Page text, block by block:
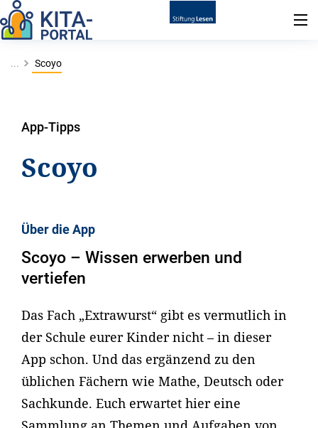
... Scoyo
App-Tipps
Scoyo
Über die App
Scoyo – Wissen erwerben und
vertiefen
Das Fach „Extrawurst“ gibt es vermutlich in
der Schule eurer Kinder nicht – in dieser
App schon. Und das ergänzend zu den
üblichen Fächern wie Mathe, Deutsch oder
Sachkunde. Euch erwartet hier eine